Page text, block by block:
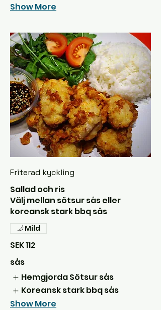
Show More
Friterad kyckling
Sallad och ris
Välj mellan sötsur sås eller
koreansk stark bbq sås
SEK 112
Mild
sås
Hemgjorda Sötsur sås
Koreansk stark bbq sås
Show More